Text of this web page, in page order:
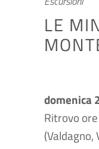
LE
domenica
Ritrovo
(Valdagno,